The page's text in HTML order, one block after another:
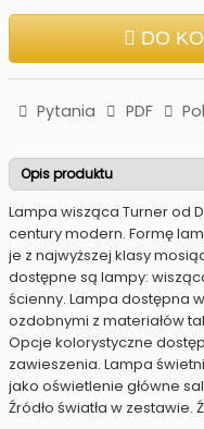
DO
Pytania PDF
Opis produktu
Lampa wisząca Turner od
century modern. Formę
je z najwyższej klasy
dostępne są lampy:
ścienny. Lampa dostępna
ozdobnymi z materiałów
Opcje kolorystyczne
zawieszenia. Lampa
jako oświetlenie główne
Źródło światła w zestawie.